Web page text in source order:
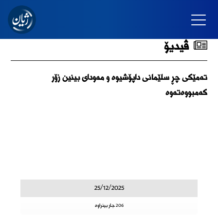
ڤیدیۆ
تەمێکی چڕ سلێمانی داپۆشیوە و مەودای بینین زۆر
کەمبووەتەوە
25/12/2025
206 جار بینراوە